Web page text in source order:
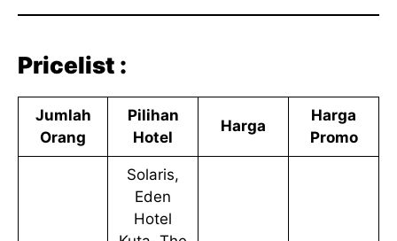
Pricelist :
Jumlah
Orang
Pilihan
Hotel
Harga
Harga
Promo
Solaris,
Eden
Hotel